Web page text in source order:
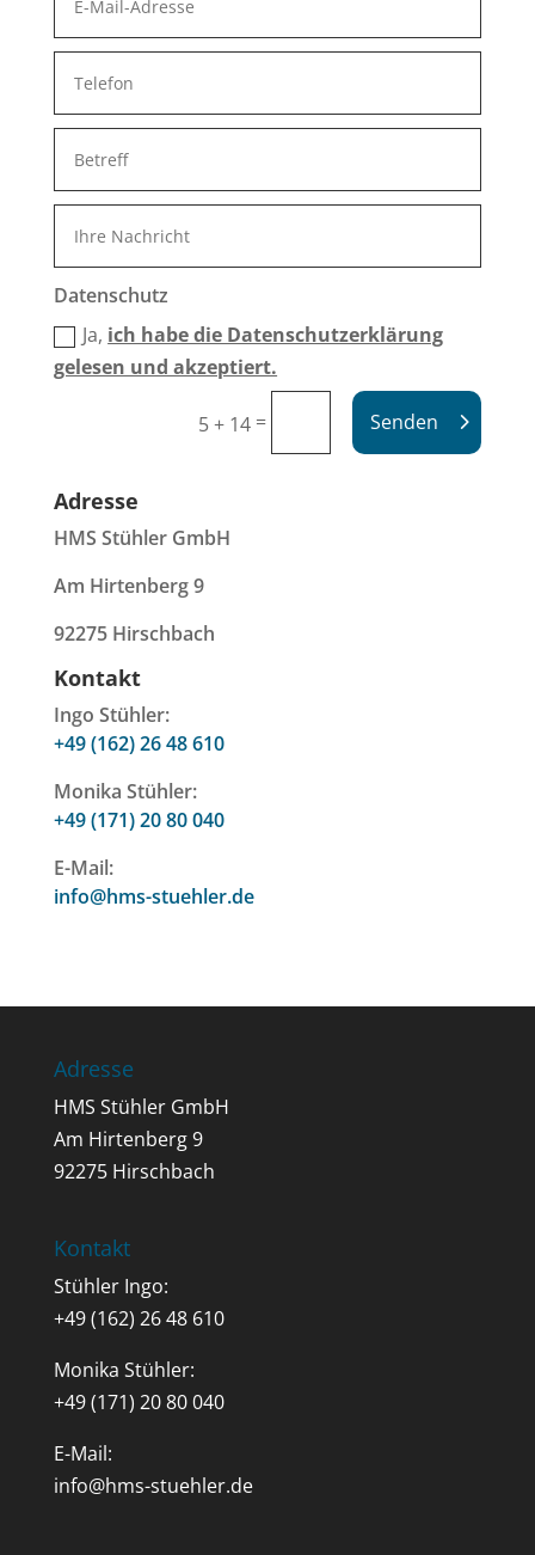
Datenschutz
Ja, ich habe die Datenschutzerklärung
gelesen und akzeptiert.
5 + 14 = Senden
Adresse
HMS Stühler GmbH
Am Hirtenberg 9
92275 Hirschbach
Kontakt
Ingo Stühler:
+49 (162) 26 48 610
Monika Stühler:
+49 (171) 20 80 040
E-Mail:
info@hms-stuehler.de
Adresse
HMS Stühler GmbH
Am Hirtenberg 9
92275 Hirschbach
Kontakt
Stühler Ingo:
+49 (162) 26 48 610
Monika Stühler:
+49 (171) 20 80 040
E-Mail:
info@hms-stuehler.de